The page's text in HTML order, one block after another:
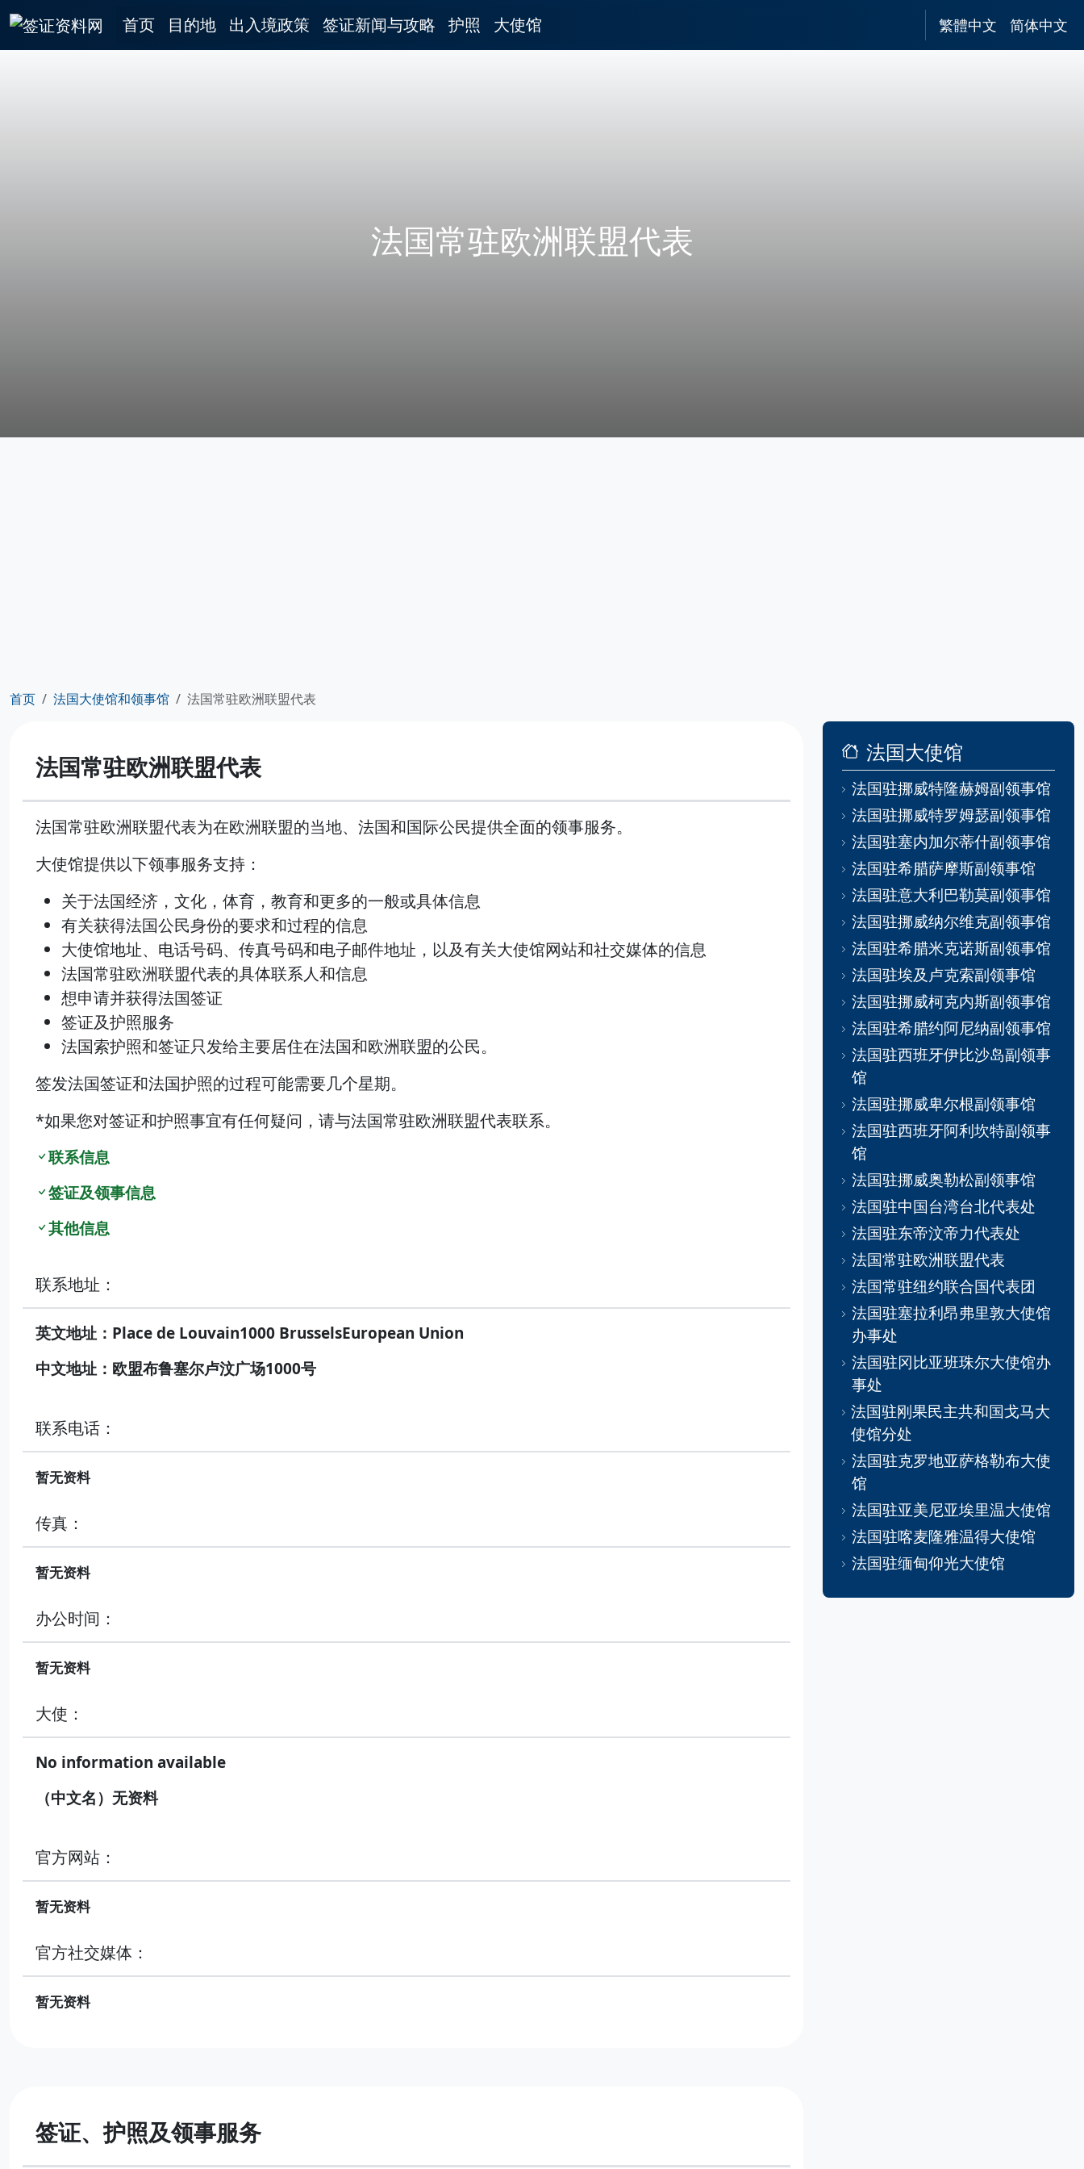
首页 目的地 出入境政策 签证新闻与攻略 护照 大使馆 繁體中文 简体中文
法国常驻欧洲联盟代表
首页 法国大使馆和领事馆 法国常驻欧洲联盟代表
法国常驻欧洲联盟代表
法国常驻欧洲联盟代表为在欧洲联盟的当地、法国和国际公民提供全面的领事服务。
大使馆提供以下领事服务支持：
关于法国经济，文化，体育，教育和更多的一般或具体信息
有关获得法国公民身份的要求和过程的信息
大使馆地址、电话号码、传真号码和电子邮件地址，以及有关大使馆网站和社交媒体的信息
法国常驻欧洲联盟代表的具体联系人和信息
想申请并获得法国签证
签证及护照服务
法国索护照和签证只发给主要居住在法国和欧洲联盟的公民。
签发法国签证和法国护照的过程可能需要几个星期。
*如果您对签证和护照事宜有任何疑问，请与法国常驻欧洲联盟代表联系。
联系信息
签证及领事信息
其他信息
联系地址：
英文地址：Place de Louvain1000 BrusselsEuropean Union
中文地址：欧盟布鲁塞尔卢汶广场1000号
联系电话：
暂无资料
传真：
暂无资料
办公时间：
暂无资料
大使：
No information available
（中文名）无资料
官方网站：
暂无资料
官方社交媒体：
暂无资料
签证、护照及领事服务
法国大使馆
法国驻挪威特隆赫姆副领事馆
法国驻挪威特罗姆瑟副领事馆
法国驻塞内加尔蒂什副领事馆
法国驻希腊萨摩斯副领事馆
法国驻意大利巴勒莫副领事馆
法国驻挪威纳尔维克副领事馆
法国驻希腊米克诺斯副领事馆
法国驻埃及卢克索副领事馆
法国驻挪威柯克内斯副领事馆
法国驻希腊约阿尼纳副领事馆
法国驻西班牙伊比沙岛副领事
馆
法国驻挪威卑尔根副领事馆
法国驻西班牙阿利坎特副领事
馆
法国驻挪威奥勒松副领事馆
法国驻中国台湾台北代表处
法国驻东帝汶帝力代表处
法国常驻欧洲联盟代表
法国常驻纽约联合国代表团
法国驻塞拉利昂弗里敦大使馆
办事处
法国驻冈比亚班珠尔大使馆办
事处
法国驻刚果民主共和国戈马大
使馆分处
法国驻克罗地亚萨格勒布大使
馆
法国驻亚美尼亚埃里温大使馆
法国驻喀麦隆雅温得大使馆
法国驻缅甸仰光大使馆